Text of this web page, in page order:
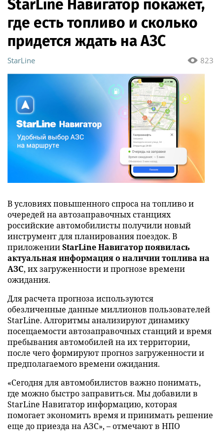
StarLine Навигатор покажет,
где есть топливо и сколько
придется ждать на АЗС
823
StarLine
В условиях повышенного спроса на топливо и
очередей на автозаправочных станциях
российские автомобилисты получили новый
инструмент для планирования поездок. В
приложенииStarLine Навигатор появилась
актуальная информация о наличии топлива на
АЗС, их загруженности и прогнозе времени
ожидания.
Для расчета прогноза используются
обезличенные данные миллионов пользователей
StarLine. Алгоритмы анализируют динамику
посещаемости автозаправочных станций и время
пребывания автомобилей на их территории,
после чего формируют прогноз загруженности и
предполагаемого времени ожидания.
«Сегодня для автомобилистов важно понимать,
где можно быстро заправиться. Мы добавили в
StarLine Навигатор информацию, которая
помогает экономить время и принимать решение
еще до приезда на АЗС», – отмечают в НПО